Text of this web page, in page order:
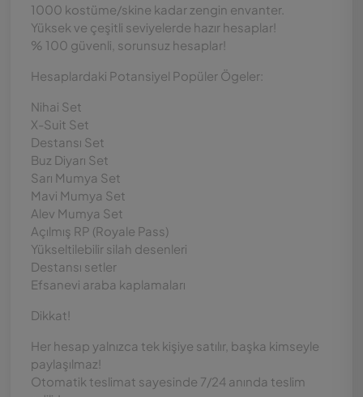
1000 kostüme/skine kadar zengin envanter.
Yüksek ve çeşitli seviyelerde hazır hesaplar!
% 100 güvenli, sorunsuz hesaplar!
Hesaplardaki Potansiyel Popüler Ögeler:
Nihai Set
X-Suit Set
Destansı Set
Buz Diyarı Set
Sarı Mumya Set
Mavi Mumya Set
Alev Mumya Set
Açılmış RP (Royale Pass)
Yükseltilebilir silah desenleri
Destansı setler
Efsanevi araba kaplamaları
Dikkat!
Her hesap yalnızca tek kişiye satılır, başka kimseyle
paylaşılmaz!
Otomatik teslimat sayesinde 7/24 anında teslim